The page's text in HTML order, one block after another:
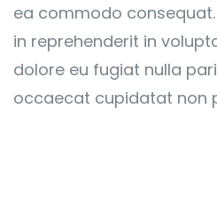
ea commodo
in reprehenderit in
dolore eu fugiat nulla
occaecat cupidatat non